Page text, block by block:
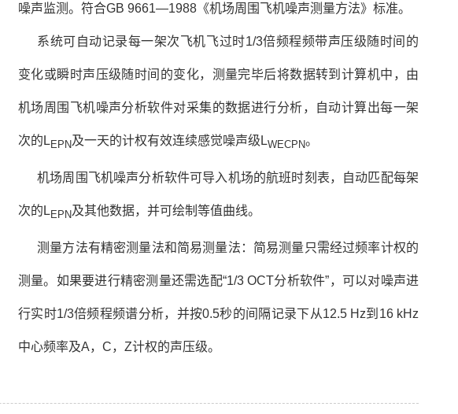
噪声监测。符合GB 9661—1988《机场周围飞机噪声测量方法》标准。
系统可自动记录每一架次飞机飞过时1/3倍频程频带声压级随时间的
变化或瞬时声压级随时间的变化，测量完毕后将数据转到计算机中，由
机场周围飞机噪声分析软件对采集的数据进行分析，自动计算出每一架
次的L EPN及一天的计权有效连续感觉噪声级LWECPN。
机场周围飞机噪声分析软件可导入机场的航班时刻表，自动匹配每架
次的L EPN及其他数据，并可绘制等值曲线。
测量方法有精密测量法和简易测量法：简易测量只需经过频率计权的
测量。如果要进行精密测量还需选配“1/3 OCT分析软件”，可以对噪声进
行实时1/3倍频程频谱分析，并按0.5秒的间隔记录下从12.5 Hz到16 kHz
中心频率及A，C，Z计权的声压级。